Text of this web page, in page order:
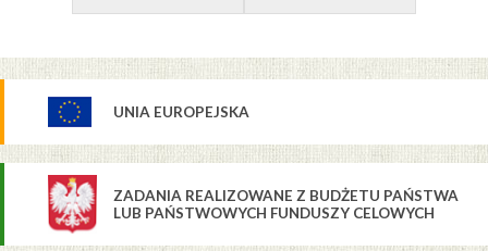
UNIA EUROPEJSKA
ZADANIA REALIZOWANE Z BUDŻETU PAŃSTWA
LUB PAŃSTWOWYCH FUNDUSZY CELOWYCH